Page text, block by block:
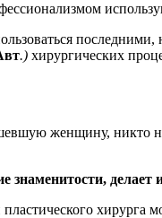
.) хирургических
женщину, никто
делает
хирурга